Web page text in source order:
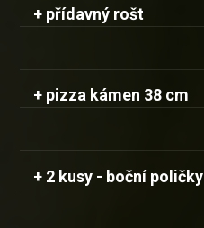
+ přídavný rošt
+ pizza kámen 38 cm
+ 2 kusy - boční poličky